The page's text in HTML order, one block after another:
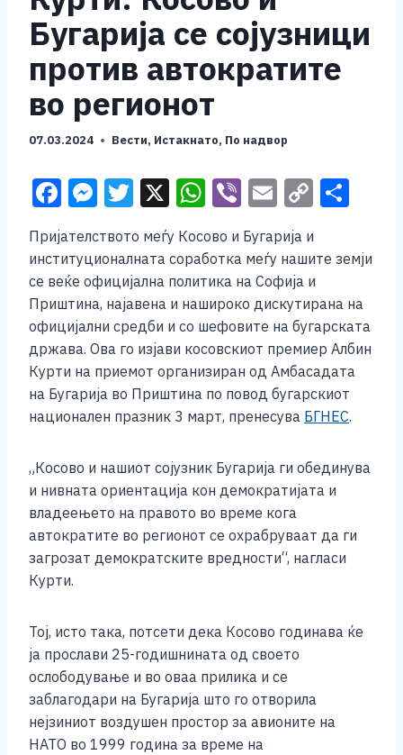
Бугарија се сојузници
против автократите
во регионот
07.03.2024 Вести, Истакнато, По надвор
F
c
e
b
o
o
k
M
ss
e
n
g
er
T
tt
er
X W
at
s
A
p
p
Vi
b
er
E
m
ai
l
C
p
y
Li
n
k
ar
e
Пријателството меѓу Косово и Бугарија и
институционалната соработка меѓу нашите земји
се веќе официјална политика на Софија и
Приштина, најавена и нашироко дискутирана на
официјални средби и со шефовите на бугарската
држава. Ова го изјави косовскиот премиер Албин
Курти на приемот организиран од Амбасадата
на Бугарија во Приштина по повод бугарскиот
национален празник 3 март, пренесува БГНЕС.
„Косово и нашиот сојузник Бугарија ги обединува
и нивната ориентација кон демократијата и
владеењето на правото во време кога
автократите во регионот се охрабруваат да ги
загрозат демократските вредности“, нагласи
Курти.
Тој, исто така, потсети дека Косово годинава ќе
ја прослави 25-годишнината од своето
ослободување и во оваа прилика и се
заблагодари на Бугарија што го отворила
нејзиниот воздушен простор за авионите на
НАТО во 1999 година за време на